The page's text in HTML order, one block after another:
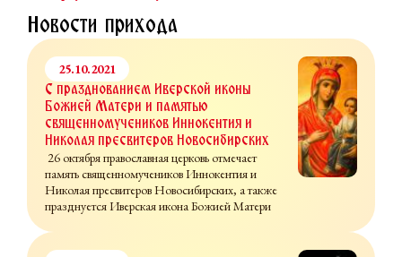
Новости прихода
25.10.2021
С празднованием Иверской иконы
Божией Матери и памятью
священномучеников Иннокентия и
Николая пресвитеров Новосибирских
26 октября православная церковь отмечает
память священномучеников Иннокентия и
Николая пресвитеров Новосибирских, а также
празднуется Иверская икона Божией Матери